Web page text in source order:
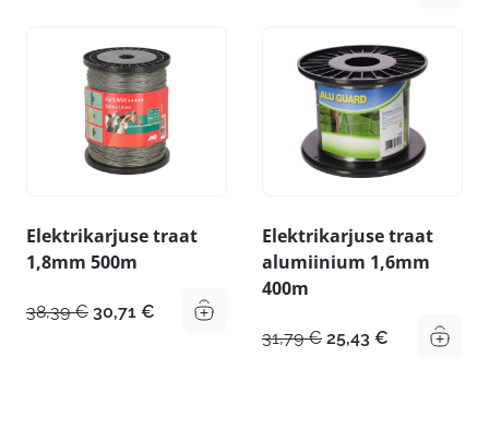
39,59 €.31,67 €.
Elektrikarjuse traat
1,8mm 500m
38,39€ Algne
30,71 € Praegune
Elektrikarjuse traat
alumiinium 1,6mm
400m
31,79€ Algne
25,43 € Praegune